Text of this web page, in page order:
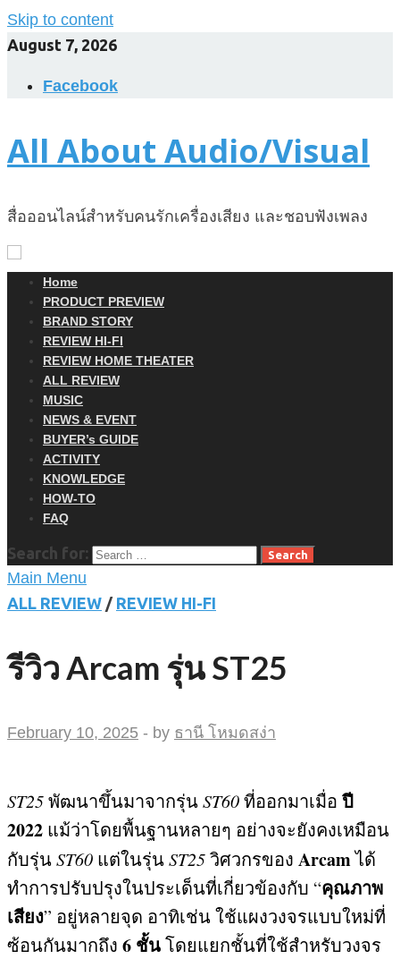
Skip to content
August 7, 2026
Facebook
All About Audio/Visual
สื่อออนไลน์สำหรับคนรักเครื่องเสียง และชอบฟังเพลง
Home
PRODUCT PREVIEW
BRAND STORY
REVIEW HI-FI
REVIEW HOME THEATER
ALL REVIEW
MUSIC
NEWS & EVENT
BUYER’s GUIDE
ACTIVITY
KNOWLEDGE
HOW-TO
FAQ
Search for:
Main Menu
ALL REVIEW / REVIEW HI-FI
รีวิว Arcam รุ่น ST25
February 10, 2025 - by ธานี โหมดสง่า
ST25พัฒนาขึ้นมาจากรุ่นST60ที่ออกมาเมื่อ ปี
2022 แม้ว่าโดยพื้นฐานหลายๆ อย่างจะยังคงเหมือน
กับรุ่นST60 แต่ในรุ่นST25วิศวกรของ Arcamได้
ทำการปรับปรุงในประเด็นที่เกี่ยวข้องกับ “คุณภาพ
เสียง” อยู่หลายจุด อาทิเช่น ใช้แผงวงจรแบบใหม่ที่
ซ้อนกันมากถึง 6 ชั้นโดยแยกชั้นที่ใช้สำหรับวงจร